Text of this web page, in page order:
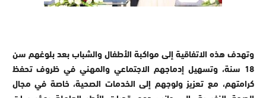
وتهدف هذه الاتفاقية إلى مواكبة الأطفال والشباب بعد بلوغهم سن
18 سنة، وتسهيل إدماجهم الاجتماعي والمهني في ظروف تحفظ
كرامتهم، مع تعزيز ولوجهم إلى الخدمات الصحية، خاصة في مجال